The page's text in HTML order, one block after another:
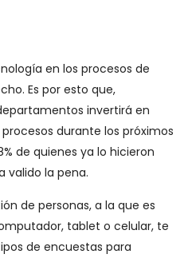
en los procesos de
Es por esto que,
invertirá en
durante los próximos
de quienes ya lo hicieron
valido la pena.
de personas, a la que es
tablet o celular, te
de encuestas para